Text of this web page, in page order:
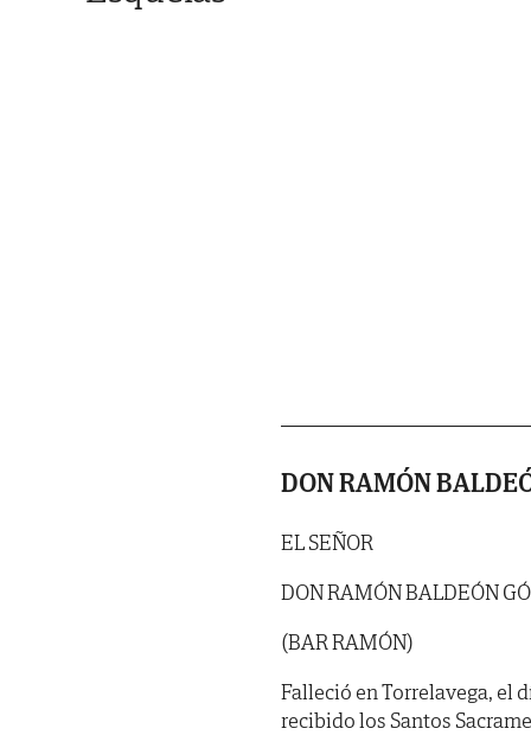
DON RAMÓN
EL SEÑOR
DON RAMÓN BALDEÓN
(BAR RAMÓN)
Falleció en Torrelavega, el
recibido los Santos